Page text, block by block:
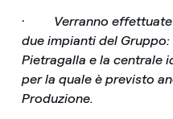
· Verranno
due impianti del
Pietragalla e la centrale
per la quale è previsto
Produzione.